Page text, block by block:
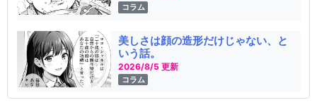
コラム
美しさは顔の造形だけじゃない、と
いう話。
2026/8/5 更新
コラム